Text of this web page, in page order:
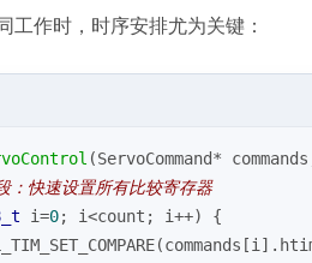
工作时，时序安排尤为关键：
(ServoCommand*
快速设置所有比较寄存器
i=0; i<count; i++) {